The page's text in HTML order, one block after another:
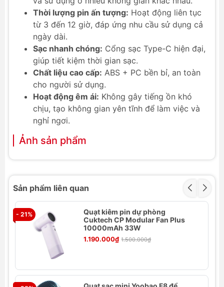
Thời lượng pin ấn tượng: Hoạt động liên tục
từ 3 đến 12 giờ, đáp ứng nhu cầu sử dụng cả
ngày dài.
Sạc nhanh chóng: Cổng sạc Type-C hiện đại,
giúp tiết kiệm thời gian sạc.
Chất liệu cao cấp: ABS + PC bền bỉ, an toàn
cho người sử dụng.
Hoạt động êm ái: Không gây tiếng ồn khó
chịu, tạo không gian yên tĩnh để làm việc và
nghỉ ngơi.
Ảnh sản phẩm
Sản phẩm liên quan
- 21%
Quạt kiêm pin dự phòng
Cuktech CP Modular Fan Plus
10000mAh 33W
1.190.000₫ 1.500.000₫